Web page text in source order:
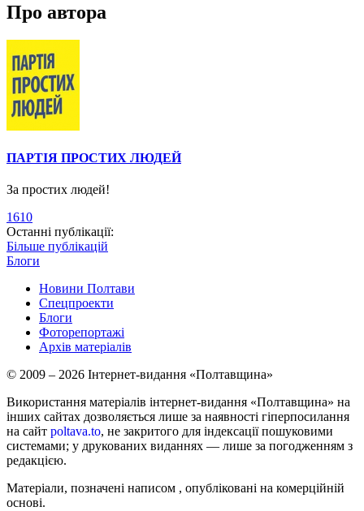
Про автора
ПАРТІЯ ПРОСТИХ ЛЮДЕЙ
За простих людей!
1610
Останні публікації:
Більше публікацій
Блоги
Новини Полтави
Спецпроекти
Блоги
Фоторепортажі
Архів матеріалів
© 2009 – 2026 Інтернет-видання «Полтавщина»
Використання матеріалів інтернет-видання «Полтавщина» на
інших сайтах дозволяється лише за наявності гіперпосилання
на сайт poltava.to, не закритого для індексації пошуковими
системами; у друкованих виданнях — лише за погодженням з
редакцією.
Матеріали, позначені написом , опубліковані на комерційній
основі.